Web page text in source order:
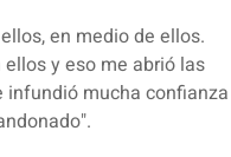
en medio de ellos.
y eso me abrió las
infundió mucha confianza